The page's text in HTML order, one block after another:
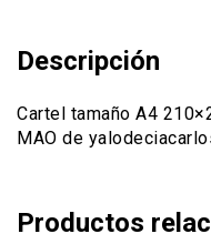
Descripción
Cartel tamaño A4
MAO de
Productos